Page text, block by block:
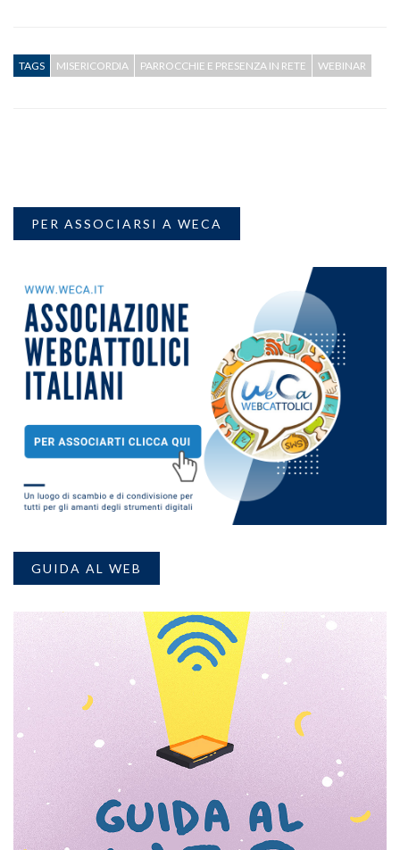
TAGS MISERICORDIA PARROCCHIE E PRESENZA IN RETE WEBINAR
PER ASSOCIARSI A WECA
GUIDA AL WEB